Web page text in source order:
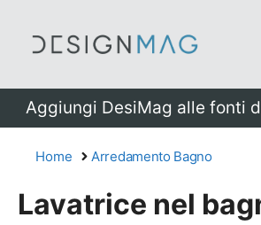
Aggiungi DesiMag alle fonti
Home Arredamento Bagno
Lavatrice nel